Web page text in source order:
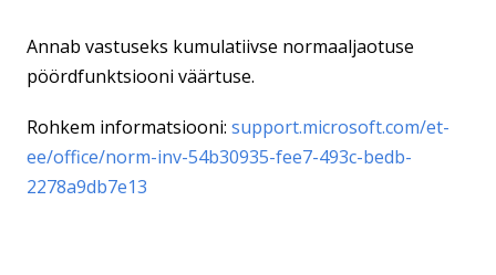
Annab vastuseks kumulatiivse normaaljaotuse
pöördfunktsiooni väärtuse.
Rohkem informatsiooni: support.microsoft.com/et-
ee/office/norm-inv-54b30935-fee7-493c-bedb-
2278a9db7e13